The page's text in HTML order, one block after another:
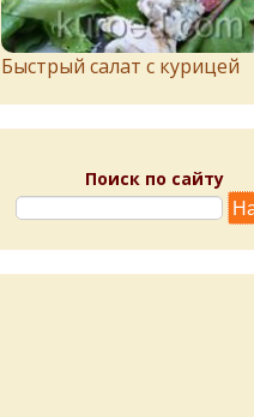
Быстрый салат с курицей
Поиск по сайту